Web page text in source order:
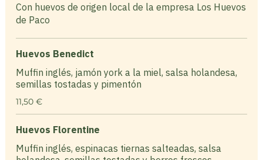
Con huevos de origen local de la empresa Los Huevos
de Paco
Huevos Benedict
Muffin inglés, jamón york a la miel, salsa holandesa,
semillas tostadas y pimentón
11,50 €
Huevos Florentine
Muffin inglés, espinacas tiernas salteadas, salsa